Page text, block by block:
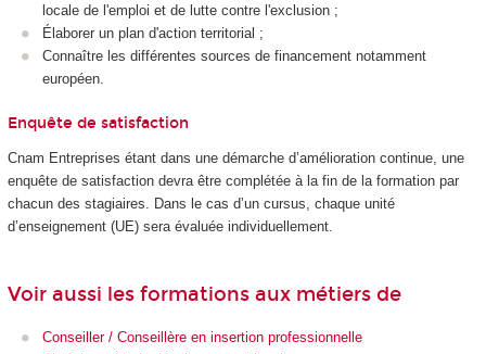
locale de l'emploi et de lutte contre l'exclusion ;
Élaborer un plan d'action territorial ;
Connaître les différentes sources de financement notamment
européen.
Enquête de satisfaction
Cnam Entreprises étant dans une démarche d’amélioration continue, une
enquête de satisfaction devra être complétée à la fin de la formation par
chacun des stagiaires. Dans le cas d’un cursus, chaque unité
d’enseignement (UE) sera évaluée individuellement.
Voir aussi les formations aux métiers de
Conseiller / Conseillère en insertion professionnelle